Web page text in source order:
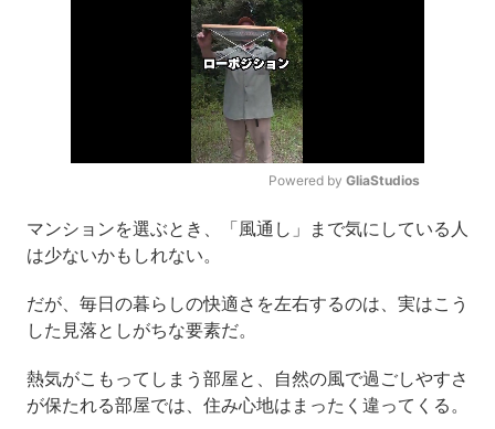
Mute
Powered by GliaStudios
マンションを選ぶとき、「風通し」まで気にしている人
は少ないかもしれない。
だが、毎日の暮らしの快適さを左右するのは、実はこう
した見落としがちな要素だ。
熱気がこもってしまう部屋と、自然の風で過ごしやすさ
が保たれる部屋では、住み心地はまったく違ってくる。